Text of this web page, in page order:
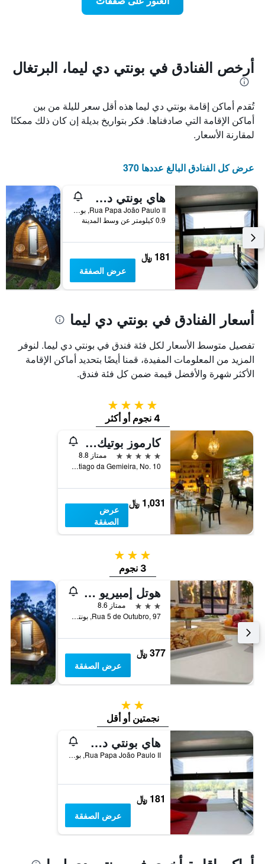
المخطط
1
محور
الذي
يعرض
متوسط
سعر
عطلة
نهاية
هذا
الأسبوع
خلال
آخر
3
أيام
محور
X
يعرض
عدد
الأيام
قبل
يتضمن
المخطط
التالي
محور
Y
الذي
يعرض
متوسط
سعر
غرفة
أرخص الفنادق في بونتي دي ليما، البرتغال
تُقدم أماكن إقامة بونتي دي ليما هذه أقل سعر لليلة من بين
أماكن الإقامة التي صادفناها. فكر بتواريخ بديلة إن كان ذلك ممكنًا
لمقارنة الأسعار.
عرض كل الفنادق البالغ عددها 370
هاي بونتي دي ليما - بوسادا دي خوفينتود - هوستل
Rua Papa João Paulo II, بونتي دي ليما, محافظة فيانا دو كاستيلو, البرتغال
0.9 كيلومتر عن وسط المدينة
181 ﷼
عرض الصفقة
أسعار الفنادق في بونتي دي ليما
تفصيل متوسط الأسعار لكل فئة فندق في بونتي دي ليما. لنوفر
المزيد من المعلومات المفيدة، قمنا أيضًا بتحديد أماكن الإقامة
الأكثر شهرة والأفضل قيمة ضمن كل فئة فندق.
4 نجوم
4 نجوم أو أكثر
كارموز بوتيك هوتل
5 نجوم
ممتاز 8.8
Rua Santiago da Gemieira, No. 10, بونتي دي ليما, محافظة فيانا دو كاستيلو, البرتغال
1,031 ﷼
عرض
الصفقة
3 نجوم
3 نجوم
هوتل إمبيريو دو نورتي
3 نجوم
ممتاز 8.6
Rua 5 de Outubro, 97, بونتي دي ليما, محافظة فيانا دو كاستيلو, البرتغال
377 ﷼
عرض الصفقة
2 نجمتين
نجمتين أو أقل
هاي بونتي دي ليما - بوسادا دي خوفينتود - هوستل
Rua Papa João Paulo II, بونتي دي ليما, محافظة فيانا دو كاستيلو, البرتغال
181 ﷼
عرض الصفقة